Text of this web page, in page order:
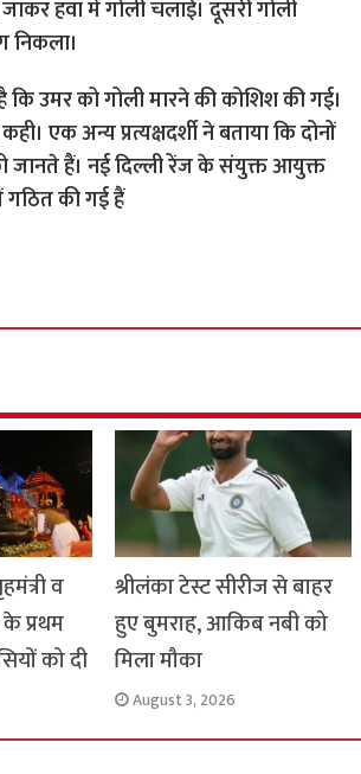
हवा में गोली चलाई। दूसरी गोली
निकला।
उमर को गोली मारने की कोशिश की गई।
एक अन्य प्रत्यक्षदर्शी ने बताया कि दोनों
हैं। नई दिल्ली रेंज के संयुक्त आयुक्त
की गई हैं
व
प्रथम
को दी
श्रीलंका टेस्ट सीरीज से बाहर
हुए बुमराह, आकिब नबी को
मिला मौका
August 3, 2026